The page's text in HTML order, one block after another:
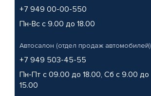
+7 949 00-00-550
Пн-Вс с 9.00 до 18.00
Автосалон (отдел продаж автомобилей)
+7 949 503-45-55
Пн-Пт с 09.00 до 18.00, Сб с 9.00 до
15.00